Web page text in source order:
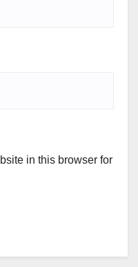
in this browser for